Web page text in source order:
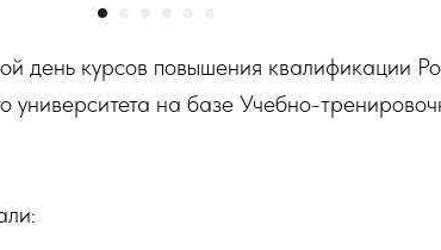
день курсов повышения квалификации
университета на базе Учебно-